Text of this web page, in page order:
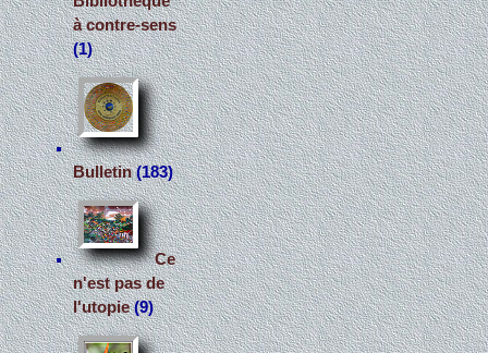
à contre-sens
(1)
Bulletin(183)
Ce
n'est pas de
l'utopie(9)